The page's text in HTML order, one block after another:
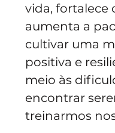
vida, fortalece
aumenta a
cultivar uma
positiva e
meio às
encontrar
treinarmos